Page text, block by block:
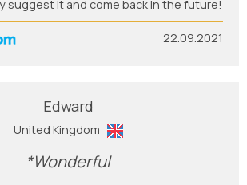
suggest it and come back in the future!
22.09.2021
Edward
United Kingdom
*Wonderful